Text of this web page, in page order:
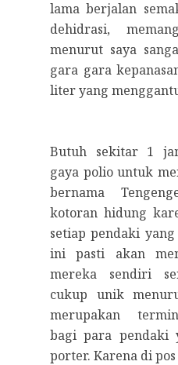
lama berjalan
dehidrasi,
menurut saya
gara gara
liter yang
Butuh sekitar 1
gaya polio untuk
bernama
kotoran hidung
setiap pendaki
ini pasti akan
mereka sendiri
cukup unik
merupakan
bagi para pendaki
porter. Karena di